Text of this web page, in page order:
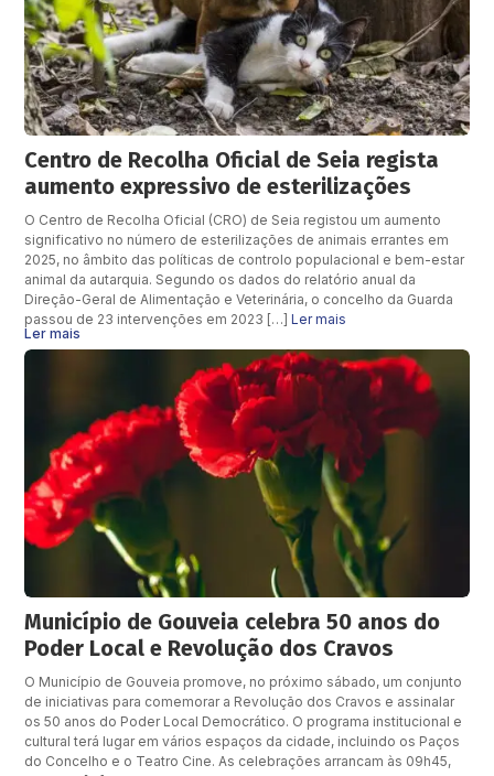
Centro de Recolha Oficial de Seia regista
aumento expressivo de esterilizações
O Centro de Recolha Oficial (CRO) de Seia registou um aumento
significativo no número de esterilizações de animais errantes em
2025, no âmbito das políticas de controlo populacional e bem-estar
animal da autarquia. Segundo os dados do relatório anual da
Direção-Geral de Alimentação e Veterinária, o concelho da Guarda
passou de 23 intervenções em 2023 […]Ler mais
Ler mais
Município de Gouveia celebra 50 anos do
Poder Local e Revolução dos Cravos
O Município de Gouveia promove, no próximo sábado, um conjunto
de iniciativas para comemorar a Revolução dos Cravos e assinalar
os 50 anos do Poder Local Democrático. O programa institucional e
cultural terá lugar em vários espaços da cidade, incluindo os Paços
do Concelho e o Teatro Cine. As celebrações arrancam às 09h45,